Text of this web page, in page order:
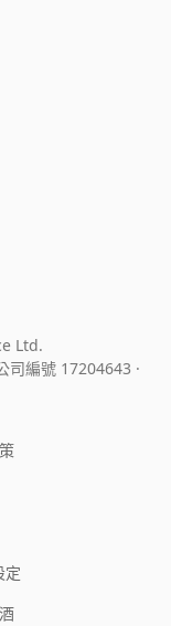
Ltd.
司編號 17204643 ·
定